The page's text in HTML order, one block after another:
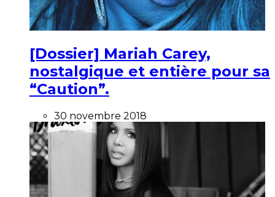
[Dossier] Mariah Carey,
nostalgique et entière pour sa
“Caution”.
30 novembre 2018